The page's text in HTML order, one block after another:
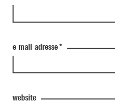
e-mail-adresse*
website